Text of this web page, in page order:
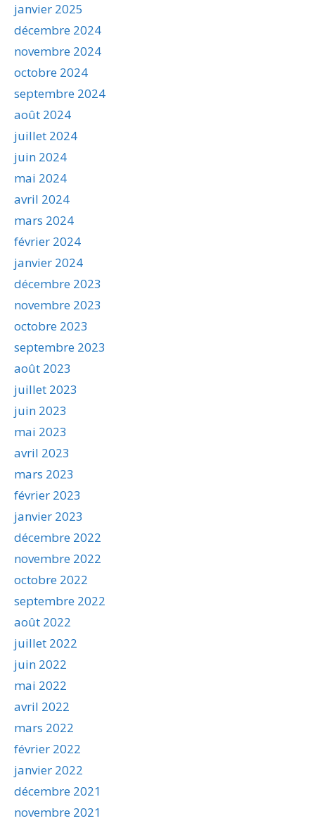
janvier 2025
décembre 2024
novembre 2024
octobre 2024
septembre 2024
août 2024
juillet 2024
juin 2024
mai 2024
avril 2024
mars 2024
février 2024
janvier 2024
décembre 2023
novembre 2023
octobre 2023
septembre 2023
août 2023
juillet 2023
juin 2023
mai 2023
avril 2023
mars 2023
février 2023
janvier 2023
décembre 2022
novembre 2022
octobre 2022
septembre 2022
août 2022
juillet 2022
juin 2022
mai 2022
avril 2022
mars 2022
février 2022
janvier 2022
décembre 2021
novembre 2021